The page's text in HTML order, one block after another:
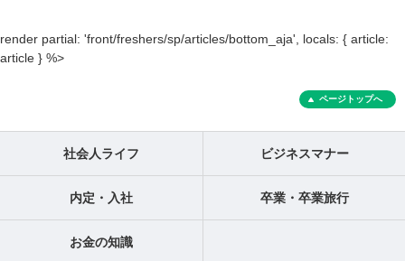
render partial: 'front/freshers/sp/articles/bottom_aja', locals: { article:
article } %>
ページトップへ
社会人ライフ ビジネスマナー
内定・入社 卒業・卒業旅行
お金の知識